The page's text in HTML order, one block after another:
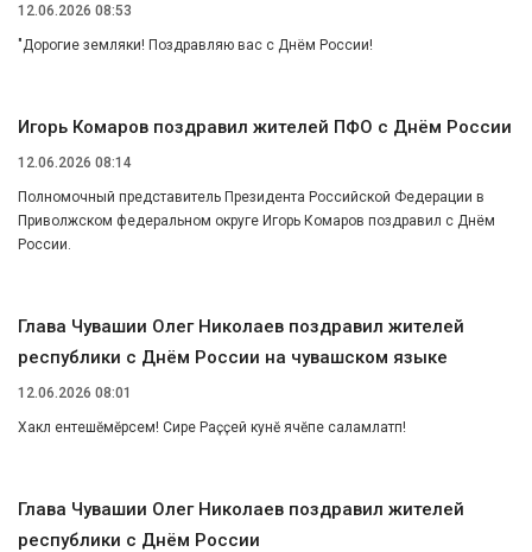
12.06.2026 08:53
"Дорогие земляки! Поздравляю вас с Днём России!
Игорь Комаров поздравил жителей ПФО с Днём России
12.06.2026 08:14
Полномочный представитель Президента Российской Федерации в
Приволжском федеральном округе Игорь Комаров поздравил с Днём
России.
Глава Чувашии Олег Николаев поздравил жителей
республики с Днём России на чувашском языке
12.06.2026 08:01
Хаклӑ ентешӗмӗрсем! Сире Раҫҫей кунӗ ячӗпе саламлатӑп!
Глава Чувашии Олег Николаев поздравил жителей
республики с Днём России